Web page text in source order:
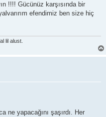
!!!! Gücünüz karşısında bir
efendimiz ben size hiç
lil alust.
ne yapacağını şaşırdı. Her